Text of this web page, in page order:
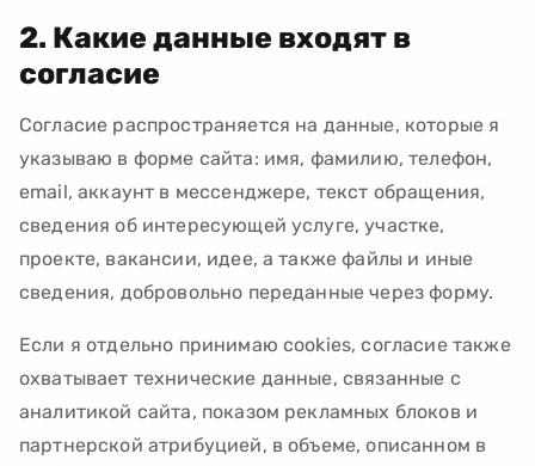
2. Какие данные входят в
согласие
Согласие распространяется на данные, которые я
указываю в форме сайта: имя, фамилию, телефон,
email, аккаунт в мессенджере, текст обращения,
сведения об интересующей услуге, участке,
проекте, вакансии, идее, а также файлы и иные
сведения, добровольно переданные через форму.
Если я отдельно принимаю cookies, согласие также
охватывает технические данные, связанные с
аналитикой сайта, показом рекламных блоков и
партнерской атрибуцией, в объеме, описанном в